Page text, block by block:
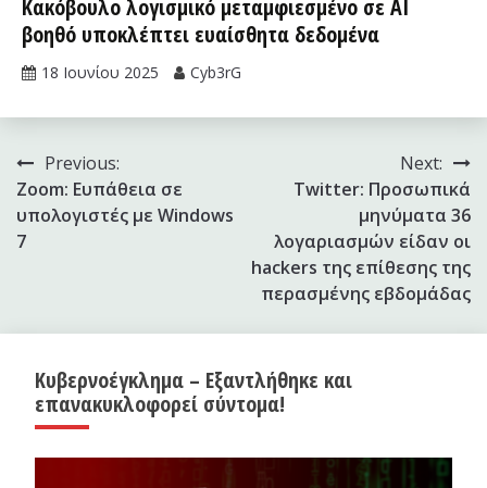
Κακόβουλο λογισμικό μεταμφιεσμένο σε AI
βοηθό υποκλέπτει ευαίσθητα δεδομένα
18 Ιουνίου 2025 Cyb3rG
Πλοήγηση
άρθρων
Previous:
Zoom: Ευπάθεια σε
υπολογιστές με Windows
7
Next:
Twitter: Προσωπικά
μηνύματα 36
λογαριασμών είδαν οι
hackers της επίθεσης της
περασμένης εβδομάδας
Κυβερνοέγκλημα – Εξαντλήθηκε και
επανακυκλοφορεί σύντομα!